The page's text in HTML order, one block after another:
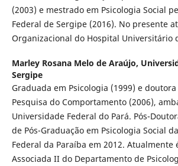
(2003) e mestrado em Psicologia Social
Federal de Sergipe (2016). No presente
Organizacional do Hospital Universitário
Marley Rosana Melo de Araújo,
Sergipe
Graduada em Psicologia (1999) e
Pesquisa do Comportamento (2006),
Universidade Federal do Pará. Pós-
de Pós-Graduação em Psicologia Social
Federal da Paraíba em 2012. Atualmente
Associada II do Departamento de